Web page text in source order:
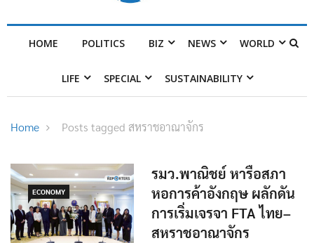
HOME POLITICS BIZ NEWS WORLD
LIFE SPECIAL SUSTAINABILITY
Home Posts tagged สหราชอาณาจักร
ECONOMY
รมว.พาณิชย์ หารือสภา
หอการค้าอังกฤษ ผลักดัน
การเริ่มเจรจา FTA ไทย–
สหราชอาณาจักร